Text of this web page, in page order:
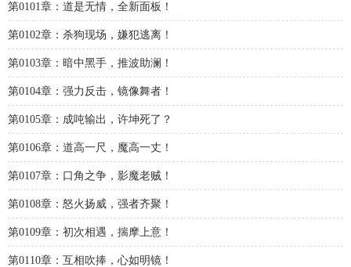
第0101章：道是无情，全新面板！
第0102章：杀狗现场，嫌犯逃离！
第0103章：暗中黑手，推波助澜！
第0104章：强力反击，镜像舞者！
第0105章：成吨输出，许坤死了？
第0106章：道高一尺，魔高一丈！
第0107章：口角之争，影魔老贼！
第0108章：怒火扬威，强者齐聚！
第0109章：初次相遇，揣摩上意！
第0110章：互相吹捧，心如明镜！